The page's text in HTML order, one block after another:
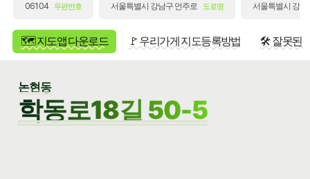
06104 우편번호 서울특별시 강남구 언주로 도로명 서울특별시 강
🗺️ 지도앱 다운로드 🚩 우리가게 지도등록방법 🛠️ 잘못된
논현동
학동로18길 50-5